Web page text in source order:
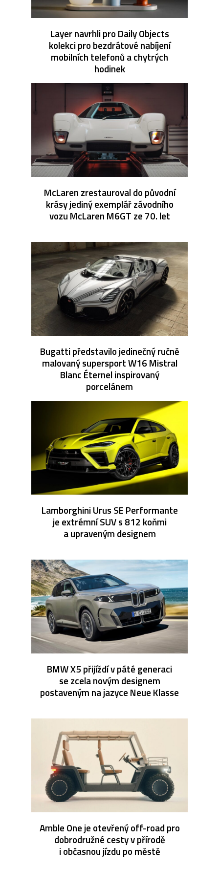
Layer navrhli pro Daily Objects
kolekci pro bezdrátové nabíjení
mobilních telefonů a chytrých
hodinek
McLaren zrestauroval do původní
krásy jediný exemplář závodního
vozu McLaren M6GT ze 70. let
Bugatti představilo jedinečný ručně
malovaný supersport W16 Mistral
Blanc Éternel inspirovaný
porcelánem
Lamborghini Urus SE Performante
je extrémní SUV s 812 koňmi
a upraveným designem
BMW X5 přijíždí v páté generaci
se zcela novým designem
postaveným na jazyce Neue Klasse
Amble One je otevřený off-road pro
dobrodružné cesty v přírodě
i občasnou jízdu po městě